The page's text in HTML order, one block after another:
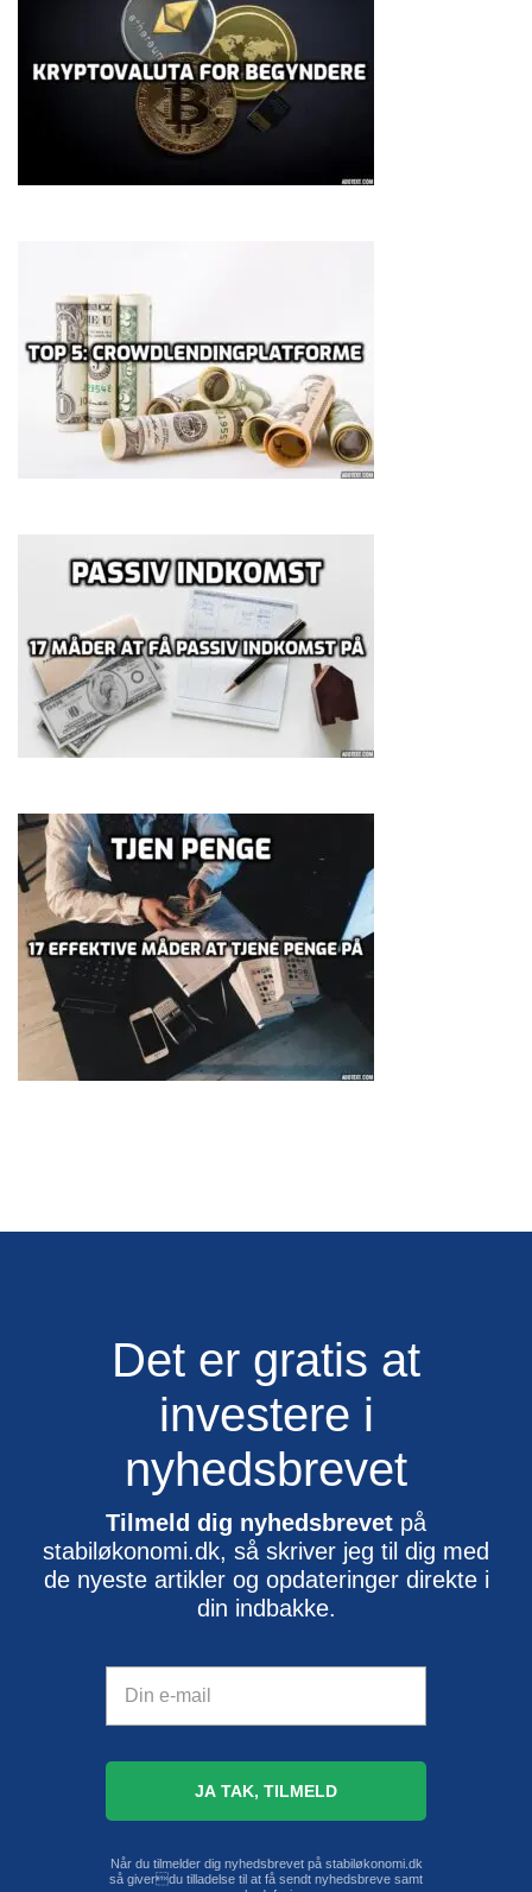
Det er gratis at
investere i
nyhedsbrevet
Tilmeld dig nyhedsbrevet på
stabiløkonomi.dk, så skriver jeg til dig med
de nyeste artikler og opdateringer direkte i
din indbakke.
Når du tilmelder dig nyhedsbrevet på stabiløkonomi.dk
så giverdu tilladelse til at få sendt nyhedsbreve samt